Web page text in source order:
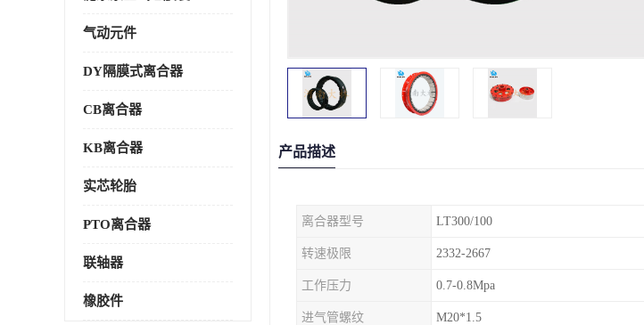
气动元件
DY隔膜式离合器
CB离合器
KB离合器
实芯轮胎
PTO离合器
联轴器
橡胶件
产品描述
离合器型号 LT300/100
转速极限 2332-2667
工作压力 0.7-0.8Mpa
进气管螺纹 M20*1.5